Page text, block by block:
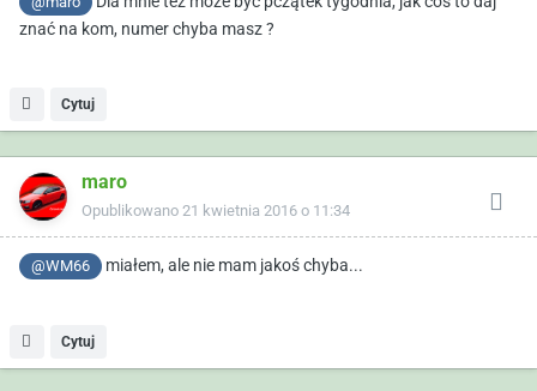
znać na kom, numer chyba masz ?
Cytuj
maro
Opublikowano 21 kwietnia 2016 o 11:34
@WM66 miałem, ale nie mam jakoś chyba...
Cytuj